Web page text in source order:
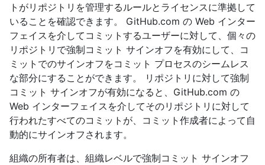
トがリポジトリを管理するルールとライセンスに準拠して
いることを確認できます。 GitHub.com の Web インター
フェイスを介してコミットするユーザーに対して、個々の
リポジトリで強制コミット サインオフを有効にして、コ
ミットでのサインオフをコミット プロセスのシームレス
な部分にすることができます。 リポジトリに対して強制
コミット サインオフが有効になると、GitHub.com の
Web インターフェイスを介してそのリポジトリに対して
行われたすべてのコミットが、コミット作成者によって自
動的にサインオフされます。
組織の所有者は、組織レベルで強制コミット サインオフ